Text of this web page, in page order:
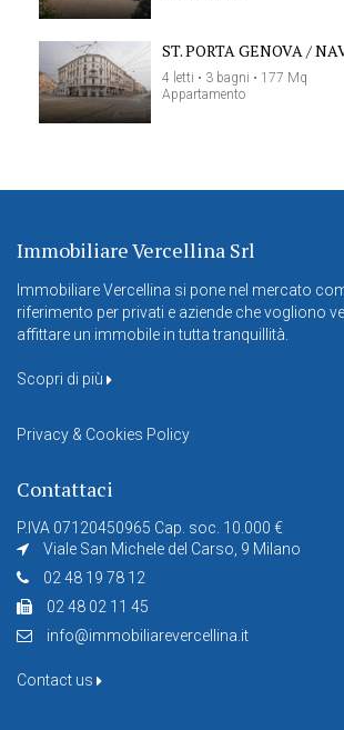
ST. PORTA GENOVA /
4 letti • 3 bagni • 177 Mq
Appartamento
Immobiliare Vercellina Srl
Immobiliare Vercellina si pone nel mercato
riferimento per privati e aziende che vogliono
affittare un immobile in tutta tranquillità.
Scopri di più
Privacy & Cookies Policy
Contattaci
P.IVA 07120450965 Cap. soc. 10.000 €
Viale San Michele del Carso, 9 Milano
02 48 19 78 12
02 48 02 11 45
info@immobiliarevercellina.it
Contact us